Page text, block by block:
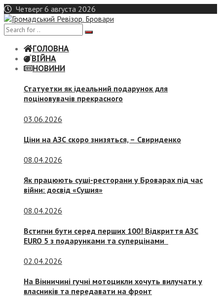
Skip
to
content
Четверг 6 августа 2026
ГОЛОВНА
ВІЙНА
НОВИНИ
Статуетки як ідеальний подарунок для
поціновувачів прекрасного
03.06.2026
Ціни на АЗС скоро знизяться, – Свириденко
08.04.2026
Як працюють суші-ресторани у Броварах під час
війни: досвід «Сушия»
08.04.2026
Встигни бути серед перших 100! Відкриття АЗС
EURO 5 з подарунками та суперцінами
02.04.2026
На Вінничині гучні мотоцикли хочуть вилучати у
власників та передавати на фронт